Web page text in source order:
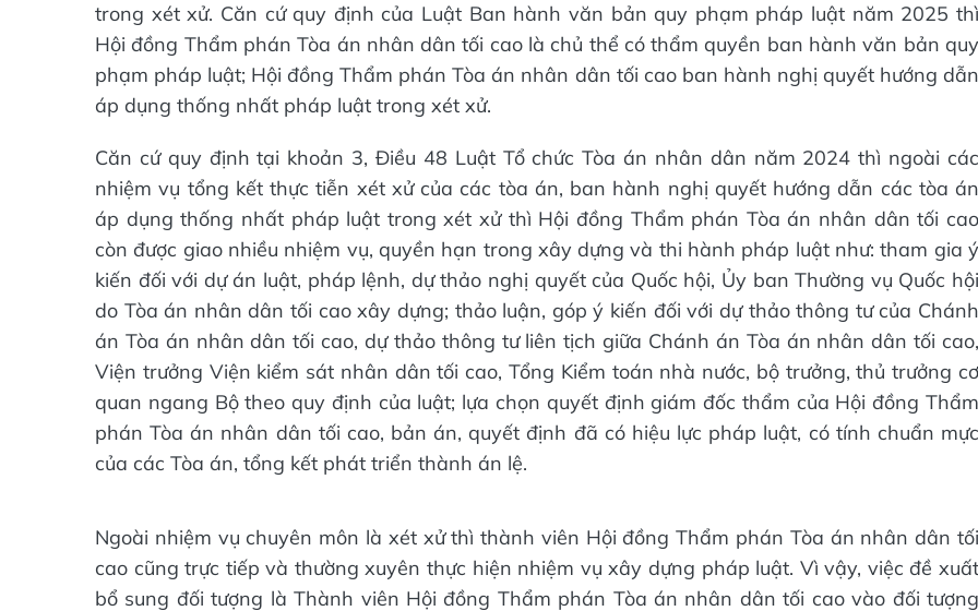
trong xét xử. Căn cứ quy định của Luật Ban hành văn bản quy phạm pháp luật năm 2025 thì
Hội đồng Thẩm phán Tòa án nhân dân tối cao là chủ thể có thẩm quyền ban hành văn bản quy
phạm pháp luật; Hội đồng Thẩm phán Tòa án nhân dân tối cao ban hành nghị quyết hướng dẫn
áp dụng thống nhất pháp luật trong xét xử.
Căn cứ quy định tại khoản 3, Điều 48 Luật Tổ chức Tòa án nhân dân năm 2024 thì ngoài các
nhiệm vụ tổng kết thực tiễn xét xử của các tòa án, ban hành nghị quyết hướng dẫn các tòa án
áp dụng thống nhất pháp luật trong xét xử thì Hội đồng Thẩm phán Tòa án nhân dân tối cao
còn được giao nhiều nhiệm vụ, quyền hạn trong xây dựng và thi hành pháp luật như: tham gia ý
kiến đối với dự án luật, pháp lệnh, dự thảo nghị quyết của Quốc hội, Ủy ban Thường vụ Quốc hội
do Tòa án nhân dân tối cao xây dựng; thảo luận, góp ý kiến đối với dự thảo thông tư của Chánh
án Tòa án nhân dân tối cao, dự thảo thông tư liên tịch giữa Chánh án Tòa án nhân dân tối cao,
Viện trưởng Viện kiểm sát nhân dân tối cao, Tổng Kiểm toán nhà nước, bộ trưởng, thủ trưởng cơ
quan ngang Bộ theo quy định của luật; lựa chọn quyết định giám đốc thẩm của Hội đồng Thẩm
phán Tòa án nhân dân tối cao, bản án, quyết định đã có hiệu lực pháp luật, có tính chuẩn mực
của các Tòa án, tổng kết phát triển thành án lệ.
Ngoài nhiệm vụ chuyên môn là xét xử thì thành viên Hội đồng Thẩm phán Tòa án nhân dân tối
cao cũng trực tiếp và thường xuyên thực hiện nhiệm vụ xây dựng pháp luật. Vì vậy, việc đề xuất
bổ sung đối tượng là Thành viên Hội đồng Thẩm phán Tòa án nhân dân tối cao vào đối tượng